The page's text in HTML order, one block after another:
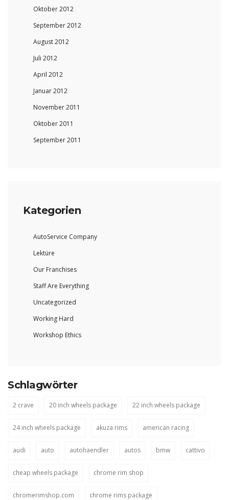
Oktober 2012
September 2012
August 2012
Juli 2012
April 2012
Januar 2012
November 2011
Oktober 2011
September 2011
Kategorien
AutoService Company
Lektüre
Our Franchises
Staff Are Everything
Uncategorized
Working Hard
Workshop Ethics
Schlagwörter
2 crave 20 inch wheels package 22 inch wheels package
24 inch wheels package akuza rims american racing
audi auto autohaendler autos bmw cattivo
cheap wheels package chrome rim shop
chromerimshop.com chrome rims package